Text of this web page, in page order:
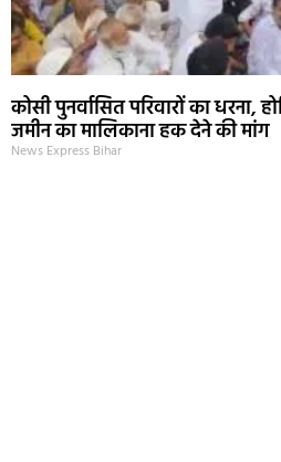
कोसी पुनर्वासित परिवारों का धरना,
जमीन का मालिकाना हक देने की मांग
News Express Bihar